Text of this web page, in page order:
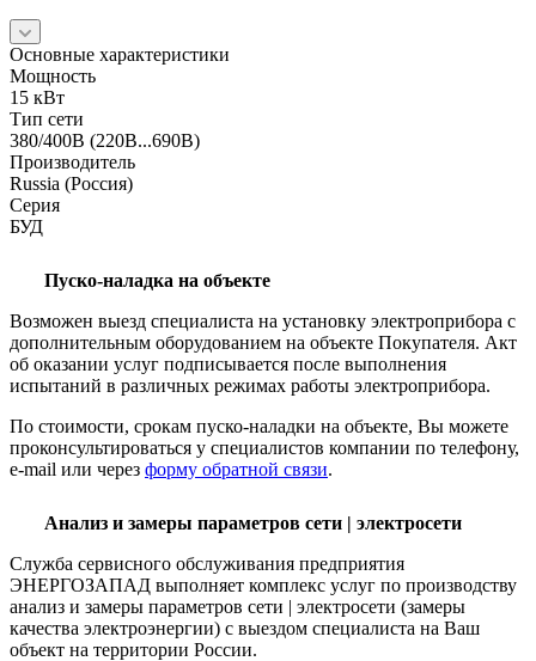
Основные характеристики
Мощность
15 кВт
Тип сети
380/400В (220В...690В)
Производитель
Russia (Россия)
Серия
БУД
Пуско-наладка на объекте
Возможен выезд специалиста на установку электроприбора с
дополнительным оборудованием на объекте Покупателя. Акт
об оказании услуг подписывается после выполнения
испытаний в различных режимах работы электроприбора.
По стоимости, срокам пуско-наладки на объекте, Вы можете
проконсультироваться у специалистов компании по телефону,
e-mail или через форму обратной связи.
Анализ и замеры параметров сети | электросети
Служба сервисного обслуживания предприятия
ЭНЕРГОЗАПАД выполняет комплекс услуг по производству
анализ и замеры параметров сети | электросети (замеры
качества электроэнергии) с выездом специалиста на Ваш
объект на территории России.